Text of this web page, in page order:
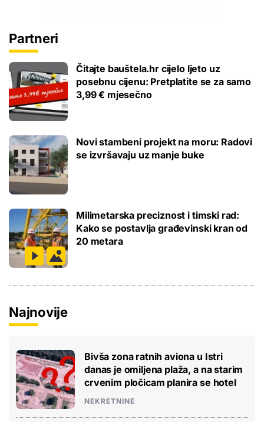
Partneri
Čitajte bauštela.hr cijelo ljeto uz
posebnu cijenu: Pretplatite se za samo
3,99 € mjesečno
Novi stambeni projekt na moru: Radovi
se izvršavaju uz manje buke
Milimetarska preciznost i timski rad:
Kako se postavlja građevinski kran od
20 metara
Najnovije
Bivša zona ratnih aviona u Istri
danas je omiljena plaža, a na starim
crvenim pločicam planira se hotel
NEKRETNINE